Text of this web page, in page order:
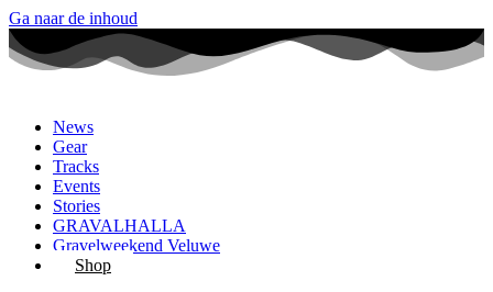
Ga naar de inhoud
News
Gear
Tracks
Events
Stories
GRAVALHALLA
Gravelweekend Veluwe
Shop